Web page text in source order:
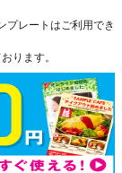
プレートはご利用でき
ります。